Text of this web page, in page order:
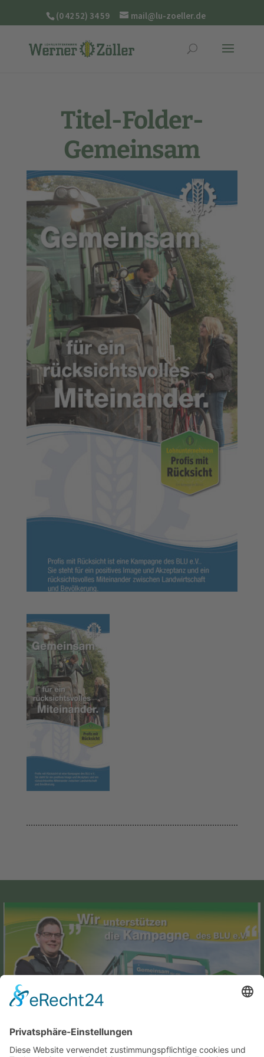
(0 42 52) 34 59 mail@lu-zoeller.de
Titel-Folder-
Gemeinsam